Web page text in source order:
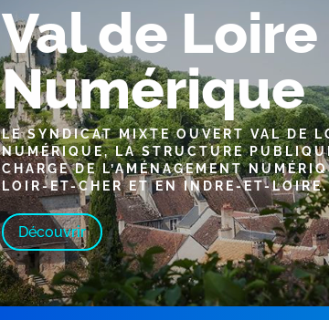
Val de Loire
Numérique
LE SYNDICAT MIXTE OUVERT VAL DE
NUMÉRIQUE, LA STRUCTURE
CHARGE DE L’AMÉNAGEMENT
LOIR-ET-CHER ET EN INDRE-ET-LOIRE.
Découvrir